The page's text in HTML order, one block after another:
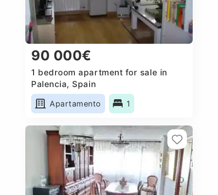
90 000€
1 bedroom apartment for sale in
Palencia, Spain
Apartamento
1